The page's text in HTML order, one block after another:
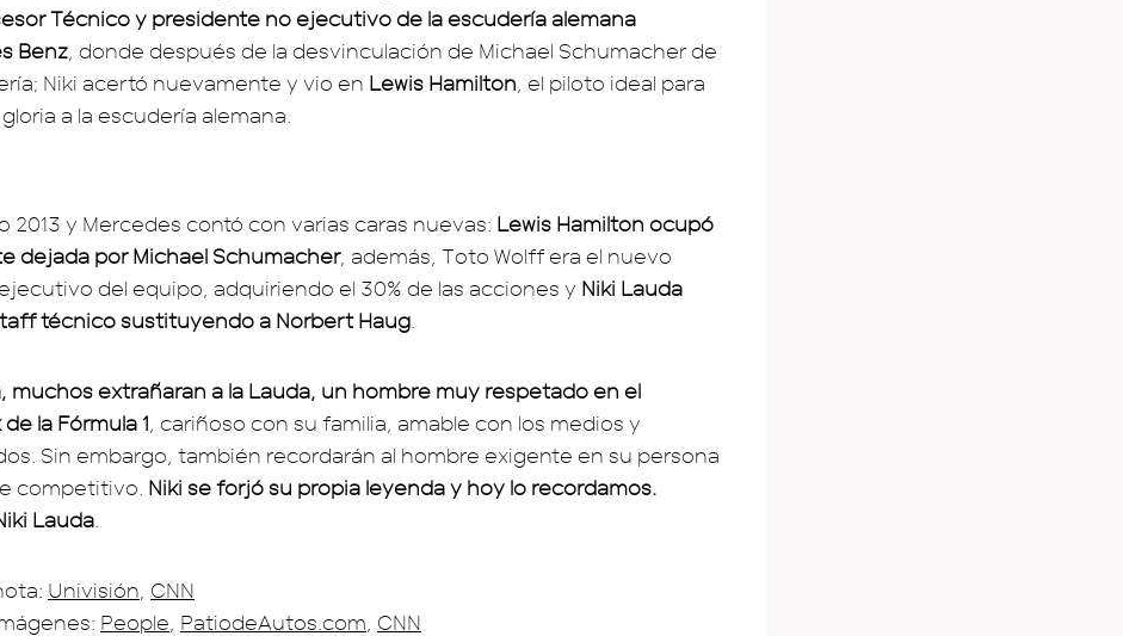
Técnico y presidente no ejecutivo de la escudería alemana
Benz , donde después de la desvinculación de Michael Schumacher de
Niki acertó nuevamente y vio en Lewis Hamilton , el piloto ideal para
a la escudería alemana.
2013 y Mercedes contó con varias caras nuevas: Lewis Hamilton ocupó
dejada por Michael Schumacher, además, Toto Wolff era el nuevo
del equipo, adquiriendo el 30% de las acciones y Niki Lauda
técnico sustituyendo a Norbert Haug
muchos extrañaran a la Lauda, un hombre muy respetado en el
la Fórmula 1 , cariñoso con su familia, amable con los medios y
Sin embargo, también recordarán al hombre exigente en su persona
competitivo. Niki se forjó su propia leyenda y hoy lo recordamos.
Lauda
Univisión CNN
People PatiodeAutos.com CNN